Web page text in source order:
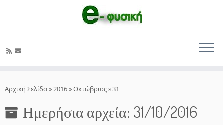
στο
Αρχική Σελίδα»2016»Οκτώβριος»31
Ημερήσια αρχεία: 31/10/2016